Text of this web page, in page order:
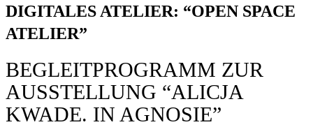
DIGITALES ATELIER: “OPEN SPACE
ATELIER”
BEGLEITPROGRAMM ZUR
AUSSTELLUNG “ALICJA
KWADE. IN AGNOSIE”